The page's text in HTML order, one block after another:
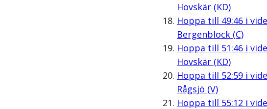
Hovskär (KD)
Hoppa till 49:46i
Bergenblock (C)
Hoppa till 51:46i
Hovskär (KD)
Hoppa till 52:59i
Rågsjö (V)
Hoppa till 55:12 i